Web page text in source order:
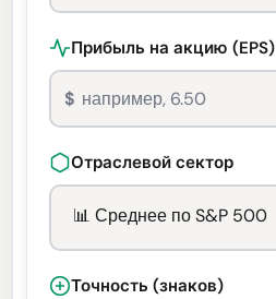
Прибыль на акцию (EPS)
$
Отраслевой сектор
Точность (знаков)